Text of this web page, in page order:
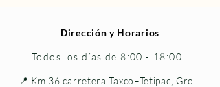
Dirección y Horarios
Todos los días de 8:00 - 18:00
📍 Km 36 carretera Taxco–Tetipac, Gro.